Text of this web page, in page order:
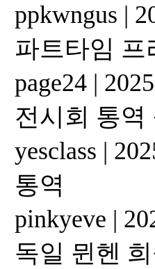
ppkwngus |
파트타임 프
page24 |
전시회 통역
yesclass |
통역
pinkyeve |
독일 뮌헨